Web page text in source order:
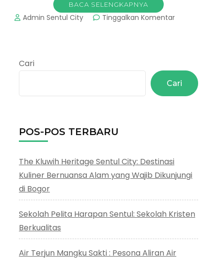
BACA SELENGKAPNYA
Admin Sentul City Tinggalkan Komentarpada
Cafe
Estetik
Gaya
Vintage
Cari
Cari
POS-POS TERBARU
The Kluwih Heritage Sentul City: Destinasi
Kuliner Bernuansa Alam yang Wajib Dikunjungi
di Bogor
Sekolah Pelita Harapan Sentul: Sekolah Kristen
Berkualitas
Air Terjun Mangku Sakti : Pesona Aliran Air